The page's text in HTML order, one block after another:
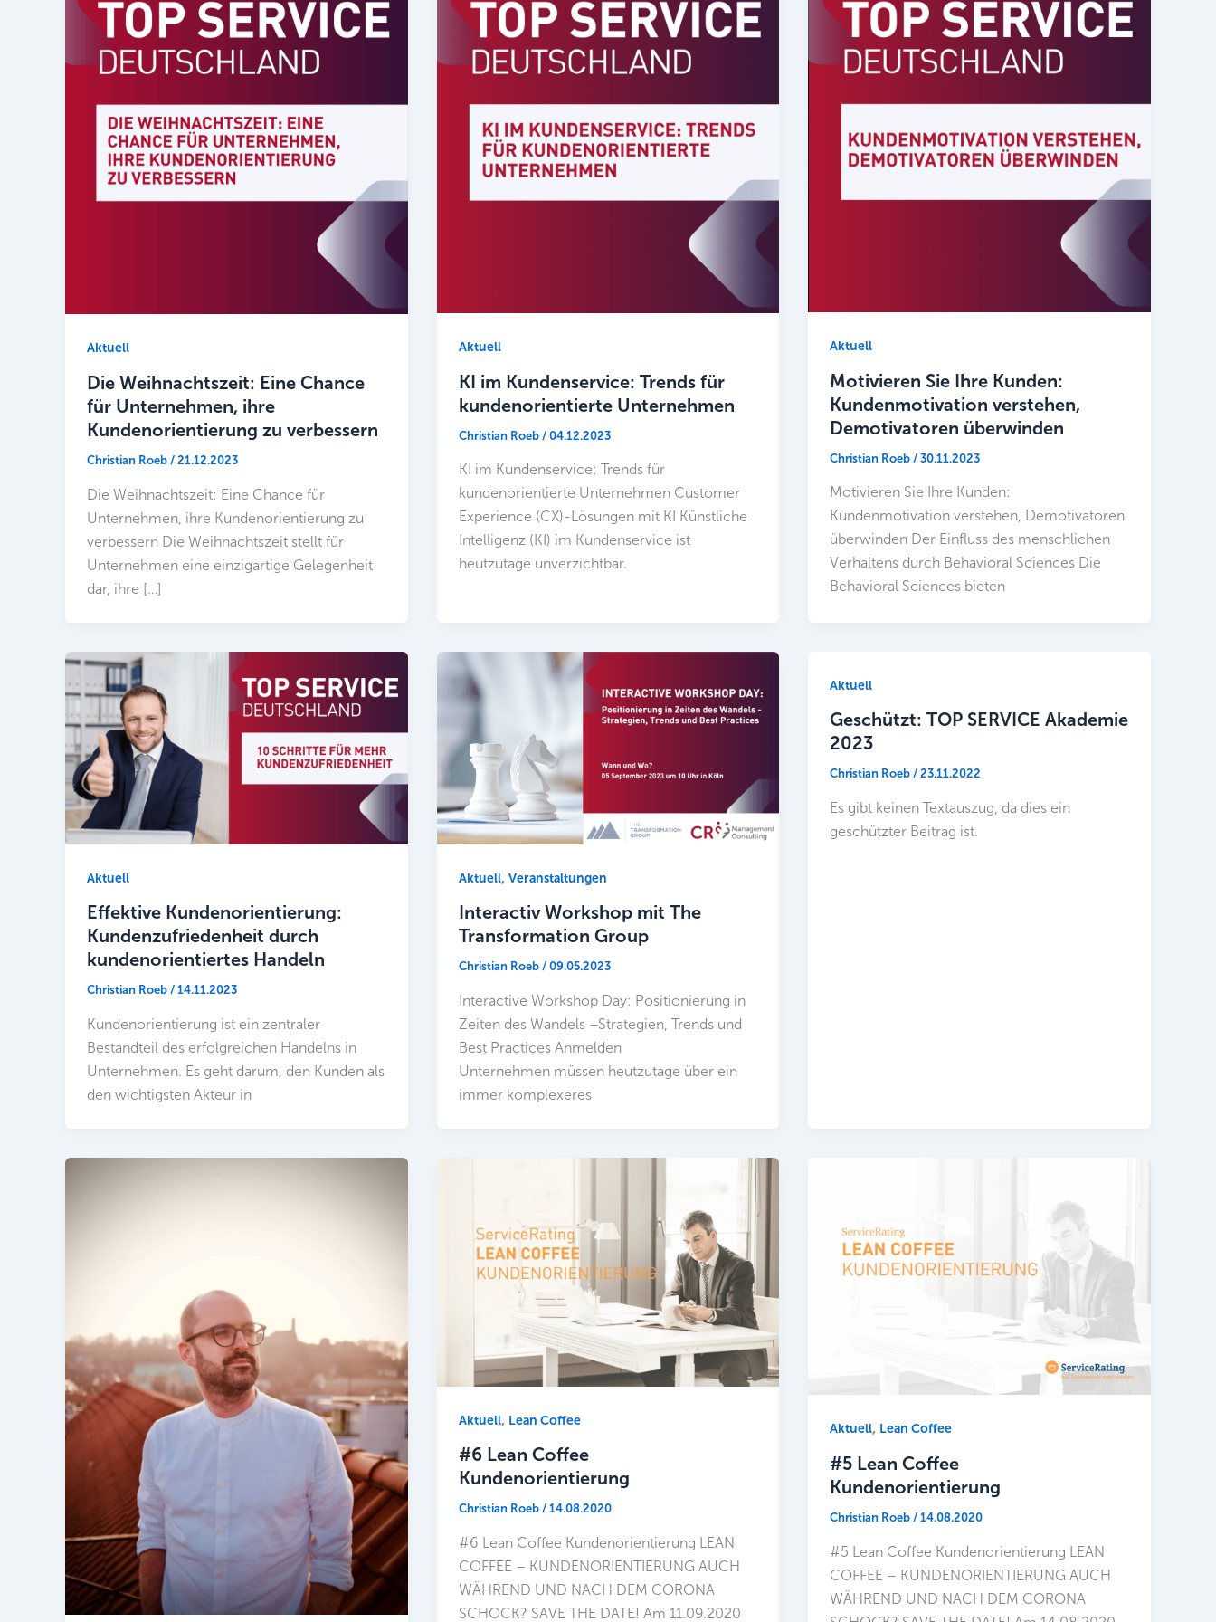
Aktuell
Die Weihnachtszeit: Eine Chance
für Unternehmen, ihre
Kundenorientierung zu verbessern
Christian Roeb / 21.12.2023
Die Weihnachtszeit: Eine Chance für
Unternehmen, ihre Kundenorientierung zu
verbessern Die Weihnachtszeit stellt für
Unternehmen eine einzigartige Gelegenheit
dar, ihre […]
Aktuell
KI im Kundenservice: Trends für
kundenorientierte Unternehmen
Christian Roeb / 04.12.2023
KI im Kundenservice: Trends für
kundenorientierte Unternehmen Customer
Experience (CX)-Lösungen mit KI Künstliche
Intelligenz (KI) im Kundenservice ist
heutzutage unverzichtbar.
Aktuell
Motivieren Sie Ihre Kunden:
Kundenmotivation verstehen,
Demotivatoren überwinden
Christian Roeb/30.11.2023
Motivieren Sie Ihre Kunden:
Kundenmotivation verstehen, Demotivatoren
überwinden Der Einfluss des menschlichen
Verhaltens durch Behavioral Sciences Die
Behavioral Sciences bieten
Aktuell
Effektive Kundenorientierung:
Kundenzufriedenheit durch
kundenorientiertes Handeln
Christian Roeb / 14.11.2023
Kundenorientierung ist ein zentraler
Bestandteil des erfolgreichen Handelns in
Unternehmen. Es geht darum, den Kunden als
den wichtigsten Akteur in
Aktuell, Veranstaltungen
Interactiv Workshop mit The
Transformation Group
Christian Roeb / 09.05.2023
Interactive Workshop Day: Positionierung in
Zeiten des Wandels –Strategien, Trends und
Best Practices Anmelden
Unternehmen müssen heutzutage über ein
immer komplexeres
Aktuell
Geschützt: TOP SERVICE Akademie
2023
Christian Roeb/23.11.2022
Es gibt keinen Textauszug, da dies ein
geschützter Beitrag ist.
Aktuell, Lean Coffee
#6 Lean Coffee
Kundenorientierung
Christian Roeb / 14.08.2020
#6 Lean Coffee Kundenorientierung LEAN
COFFEE – KUNDENORIENTIERUNG AUCH
WÄHREND UND NACH DEM CORONA
SCHOCK? SAVE THE DATE! Am 11.09.2020
Aktuell, Lean Coffee
#5 Lean Coffee
Kundenorientierung
Christian Roeb/14.08.2020
#5 Lean Coffee Kundenorientierung LEAN
COFFEE – KUNDENORIENTIERUNG AUCH
WÄHREND UND NACH DEM CORONA